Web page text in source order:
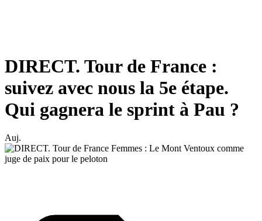
DIRECT. Tour de France :
suivez avec nous la 5e étape.
Qui gagnera le sprint à Pau ?
Auj.